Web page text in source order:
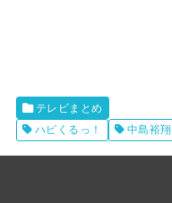
テレビまとめ
ハピくるっ！
中島裕翔